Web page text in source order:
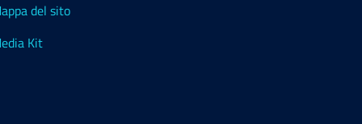
del sito
Kit